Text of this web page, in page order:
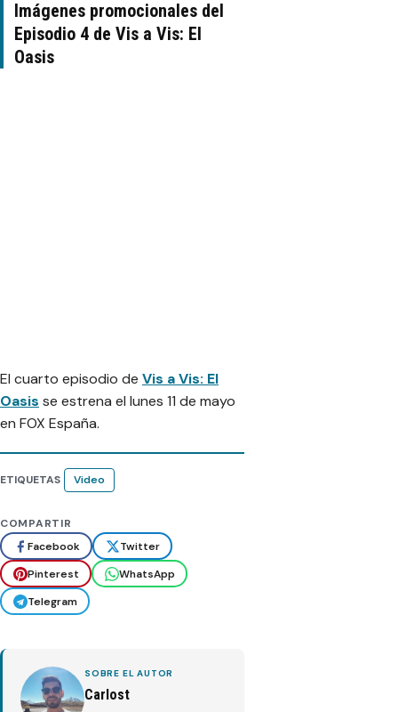
Imágenes promocionales del
Episodio 4 de Vis a Vis: El
Oasis
El cuarto episodio de Vis a Vis: El
Oasis se estrena el lunes 11 de mayo
en FOX España.
ETIQUETAS Video
COMPARTIR
Facebook
Twitter
Pinterest
WhatsApp
Telegram
SOBRE EL AUTOR
Carlost